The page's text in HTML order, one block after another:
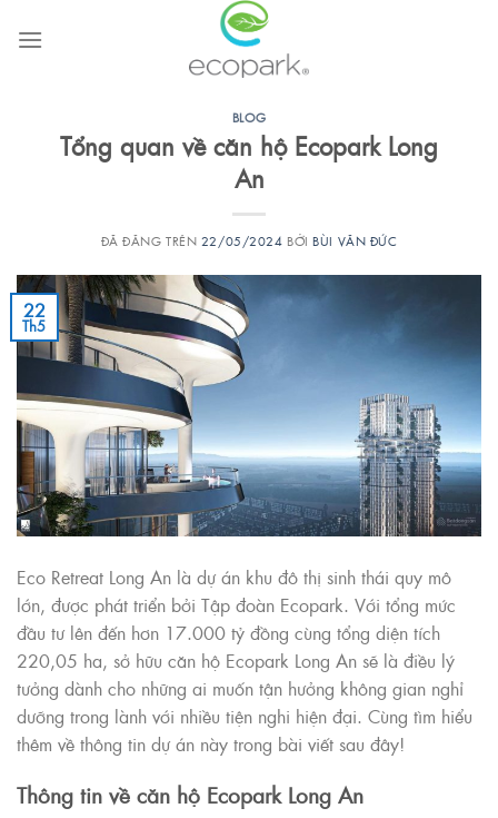
đến
BLOG
Tổng quan về căn hộ Ecopark Long
An
ĐÃ ĐĂNG TRÊN 22/05/2024 BỞIBÙI VĂN ĐỨC
22
Th5
Eco Retreat Long An là dự án khu đô thị sinh thái quy mô
lớn, được phát triển bởi Tập đoàn Ecopark. Với tổng mức
đầu tư lên đến hơn 17.000 tỷ đồng cùng tổng diện tích
220,05 ha, sở hữu căn hộ Ecopark Long An sẽ là điều lý
tưởng dành cho những ai muốn tận hưởng không gian nghỉ
dưỡng trong lành với nhiều tiện nghi hiện đại. Cùng tìm hiểu
thêm về thông tin dự án này trong bài viết sau đây!
Thông tin về căn hộ Ecopark Long An